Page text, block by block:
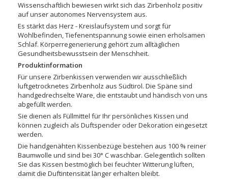
Wissenschaftlich bewiesen wirkt sich das Zirbenholz positiv
auf unser autonomes Nervensystem aus.
Es stärkt das Herz - Kreislaufsystem und sorgt für
Wohlbefinden, Tiefenentspannung sowie einen erholsamen
Schlaf. Körperregenerierung gehört zum alltäglichen
Gesundheitsbewusstsein der Menschheit.
Produktinformation
Für unsere Zirbenkissen verwenden wir ausschließlich
luftgetrocknetes Zirbenholz aus Südtirol. Die Späne sind
handgedrechselte Ware, die entstaubt und händisch von uns
abgefüllt werden.
Sie dienen als Füllmittel für Ihr persönliches Kissen und
können zugleich als Duftspender oder Dekoration eingesetzt
werden.
Die handgenähten Kissenbezüge bestehen aus 100 % reiner
Baumwolle und sind bei 30° C waschbar. Gelegentlich sollten
Sie das Kissen bestmöglich bei feuchter Witterung lüften,
damit die Duftintensität länger erhalten bleibt.